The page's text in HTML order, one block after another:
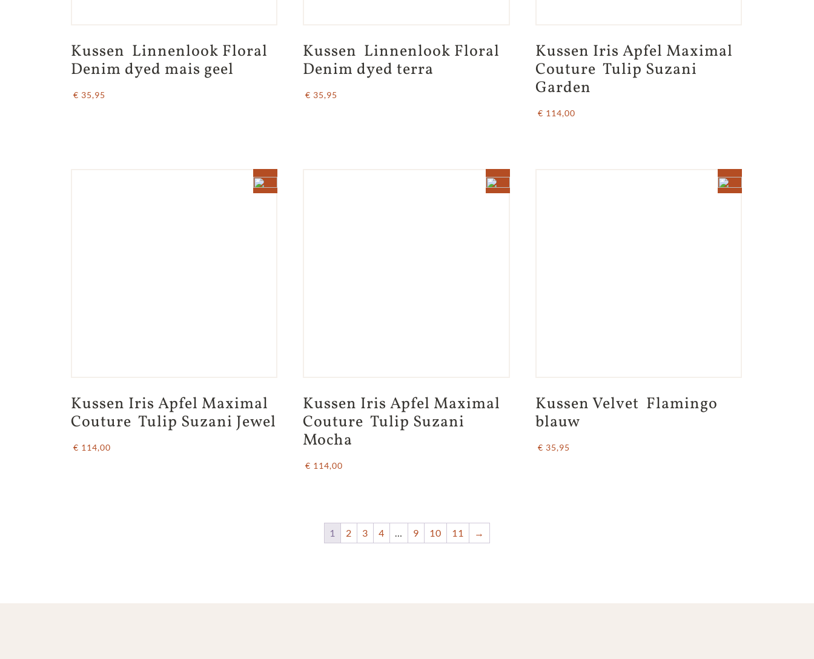
Kussen  Linnenlook Floral
Denim dyed mais geel
€ 35,95
Kussen  Linnenlook Floral
Denim dyed terra
€ 35,95
Kussen Iris Apfel Maximal
Couture  Tulip Suzani
Garden
€ 114,00
Kussen Iris Apfel Maximal
Couture  Tulip Suzani Jewel
€ 114,00
Kussen Iris Apfel Maximal
Couture  Tulip Suzani
Mocha
€ 114,00
Kussen Velvet  Flamingo
blauw
€ 35,95
1 2 3 4 … 9 10 11 →